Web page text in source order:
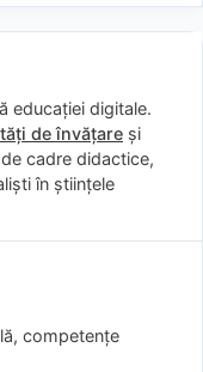
educației digitale.
de învățare și
cadre didactice,
în științele
competențe